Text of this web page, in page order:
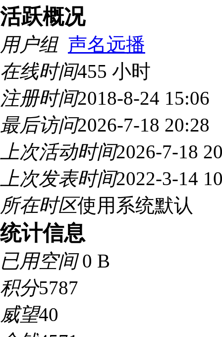
活跃概况
用户组 声名远播
在线时间455 小时
注册时间2018-8-24 15:06
最后访问2026-7-18 20:28
上次活动时间2026-7-18
上次发表时间2022-3-14
所在时区使用系统默认
统计信息
已用空间0 B
积分5787
威望40